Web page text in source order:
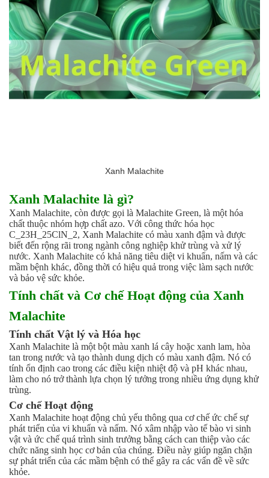
Xanh Malachite
Xanh Malachite là gì?
Xanh Malachite, còn được gọi là Malachite Green, là một hóa
chất thuộc nhóm hợp chất azo. Với công thức hóa học
C_23H_25ClN_2, Xanh Malachite có màu xanh đậm và được
biết đến rộng rãi trong ngành công nghiệp khử trùng và xử lý
nước. Xanh Malachite có khả năng tiêu diệt vi khuẩn, nấm và các
mầm bệnh khác, đồng thời có hiệu quả trong việc làm sạch nước
và bảo vệ sức khỏe.
Tính chất và Cơ chế Hoạt động của Xanh
Malachite
Tính chất Vật lý và Hóa học
Xanh Malachite là một bột màu xanh lá cây hoặc xanh lam, hòa
tan trong nước và tạo thành dung dịch có màu xanh đậm. Nó có
tính ổn định cao trong các điều kiện nhiệt độ và pH khác nhau,
làm cho nó trở thành lựa chọn lý tưởng trong nhiều ứng dụng khử
trùng.
Cơ chế Hoạt động
Xanh Malachite hoạt động chủ yếu thông qua cơ chế ức chế sự
phát triển của vi khuẩn và nấm. Nó xâm nhập vào tế bào vi sinh
vật và ức chế quá trình sinh trưởng bằng cách can thiệp vào các
chức năng sinh học cơ bản của chúng. Điều này giúp ngăn chặn
sự phát triển của các mầm bệnh có thể gây ra các vấn đề về sức
khỏe.